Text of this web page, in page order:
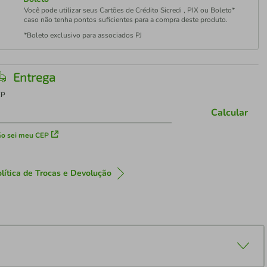
Você pode utilizar seus Cartões de Crédito Sicredi , PIX ou Boleto*
caso não tenha pontos suficientes para a compra deste produto.
*Boleto exclusivo para associados PJ
Entrega
sei meu CEP
Calcular
de Trocas e Devolução